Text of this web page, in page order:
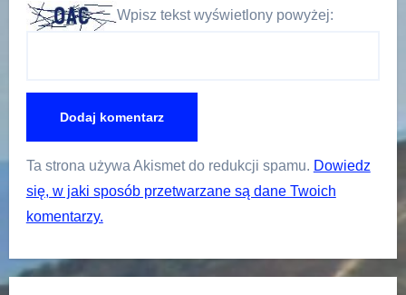
Wpisz tekst wyświetlony powyżej:
Ta strona używa Akismet do redukcji spamu. Dowiedz
się, w jaki sposób przetwarzane są dane Twoich
komentarzy.